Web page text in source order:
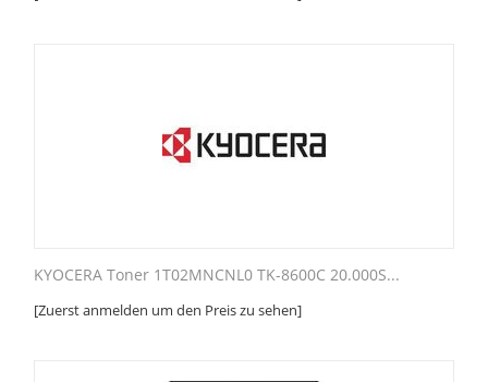
KYOCERA Toner 1T02MNCNL0 TK-8600C 20.000S...
[Zuerst anmelden um den Preis zu sehen]